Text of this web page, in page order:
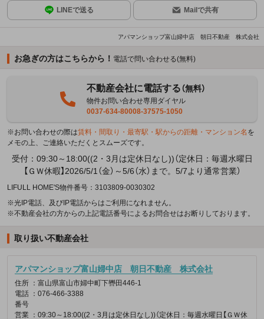
LINEで送る Mailで共有
アパマンショップ富山婦中店 朝日不動産 株式会社
お急ぎの方はこちらから！ 電話で問い合わせる(無料)
不動産会社に電話する（無料）
物件お問い合わせ専用ダイヤル
0037-634-80008-37575-1050
※お問い合わせの際は賃料・間取り・最寄駅・駅からの距離・マンション名 を
メモの上、ご連絡いただくとスムーズです。
受付：09:30～18:00((2・3月は定休日なし))（定休日：毎週水曜日
【ＧＷ休暇】2026/5/1（金）～5/6（水）まで。5/7より通常営業）
LIFULL HOME'S物件番号：3103809-0030302
※光IP電話、及びIP電話からはご利用になれません。
※不動産会社の方からの上記電話番号によるお問合せはお断りしております。
取り扱い不動産会社
アパマンショップ富山婦中店 朝日不動産 株式会社
住所 ：富山県富山市婦中町下轡田446-1
電話
番号
：076-466-3388
営業 ：09:30～18:00((2・3月は定休日なし))（定休日：毎週水曜日【ＧＷ休